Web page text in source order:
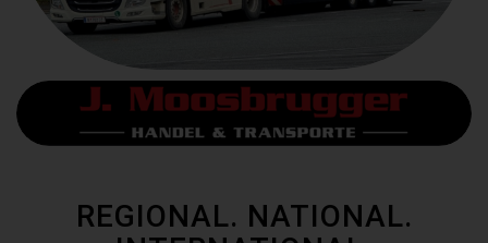
REGIONAL. NATIONAL.